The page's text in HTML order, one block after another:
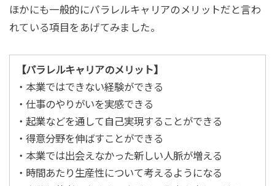
ほかにも一般的にパラレルキャリアのメリットだと言わ
れている項目をあげてみました。
【パラレルキャリアのメリット】
・本業ではできない経験ができる
・仕事のやりがいを実感できる
・起業などを通して自己実現することができる
・得意分野を伸ばすことができる
・本業では出会えなかった新しい人脈が増える
・時間あたり生産性について考えるようになる